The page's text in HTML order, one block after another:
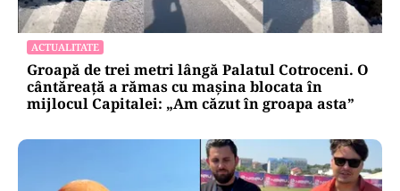
Noua rovinietă intră în vigoare de la 1
octombrie 2026. Ce se schimbă pentru
transportatori